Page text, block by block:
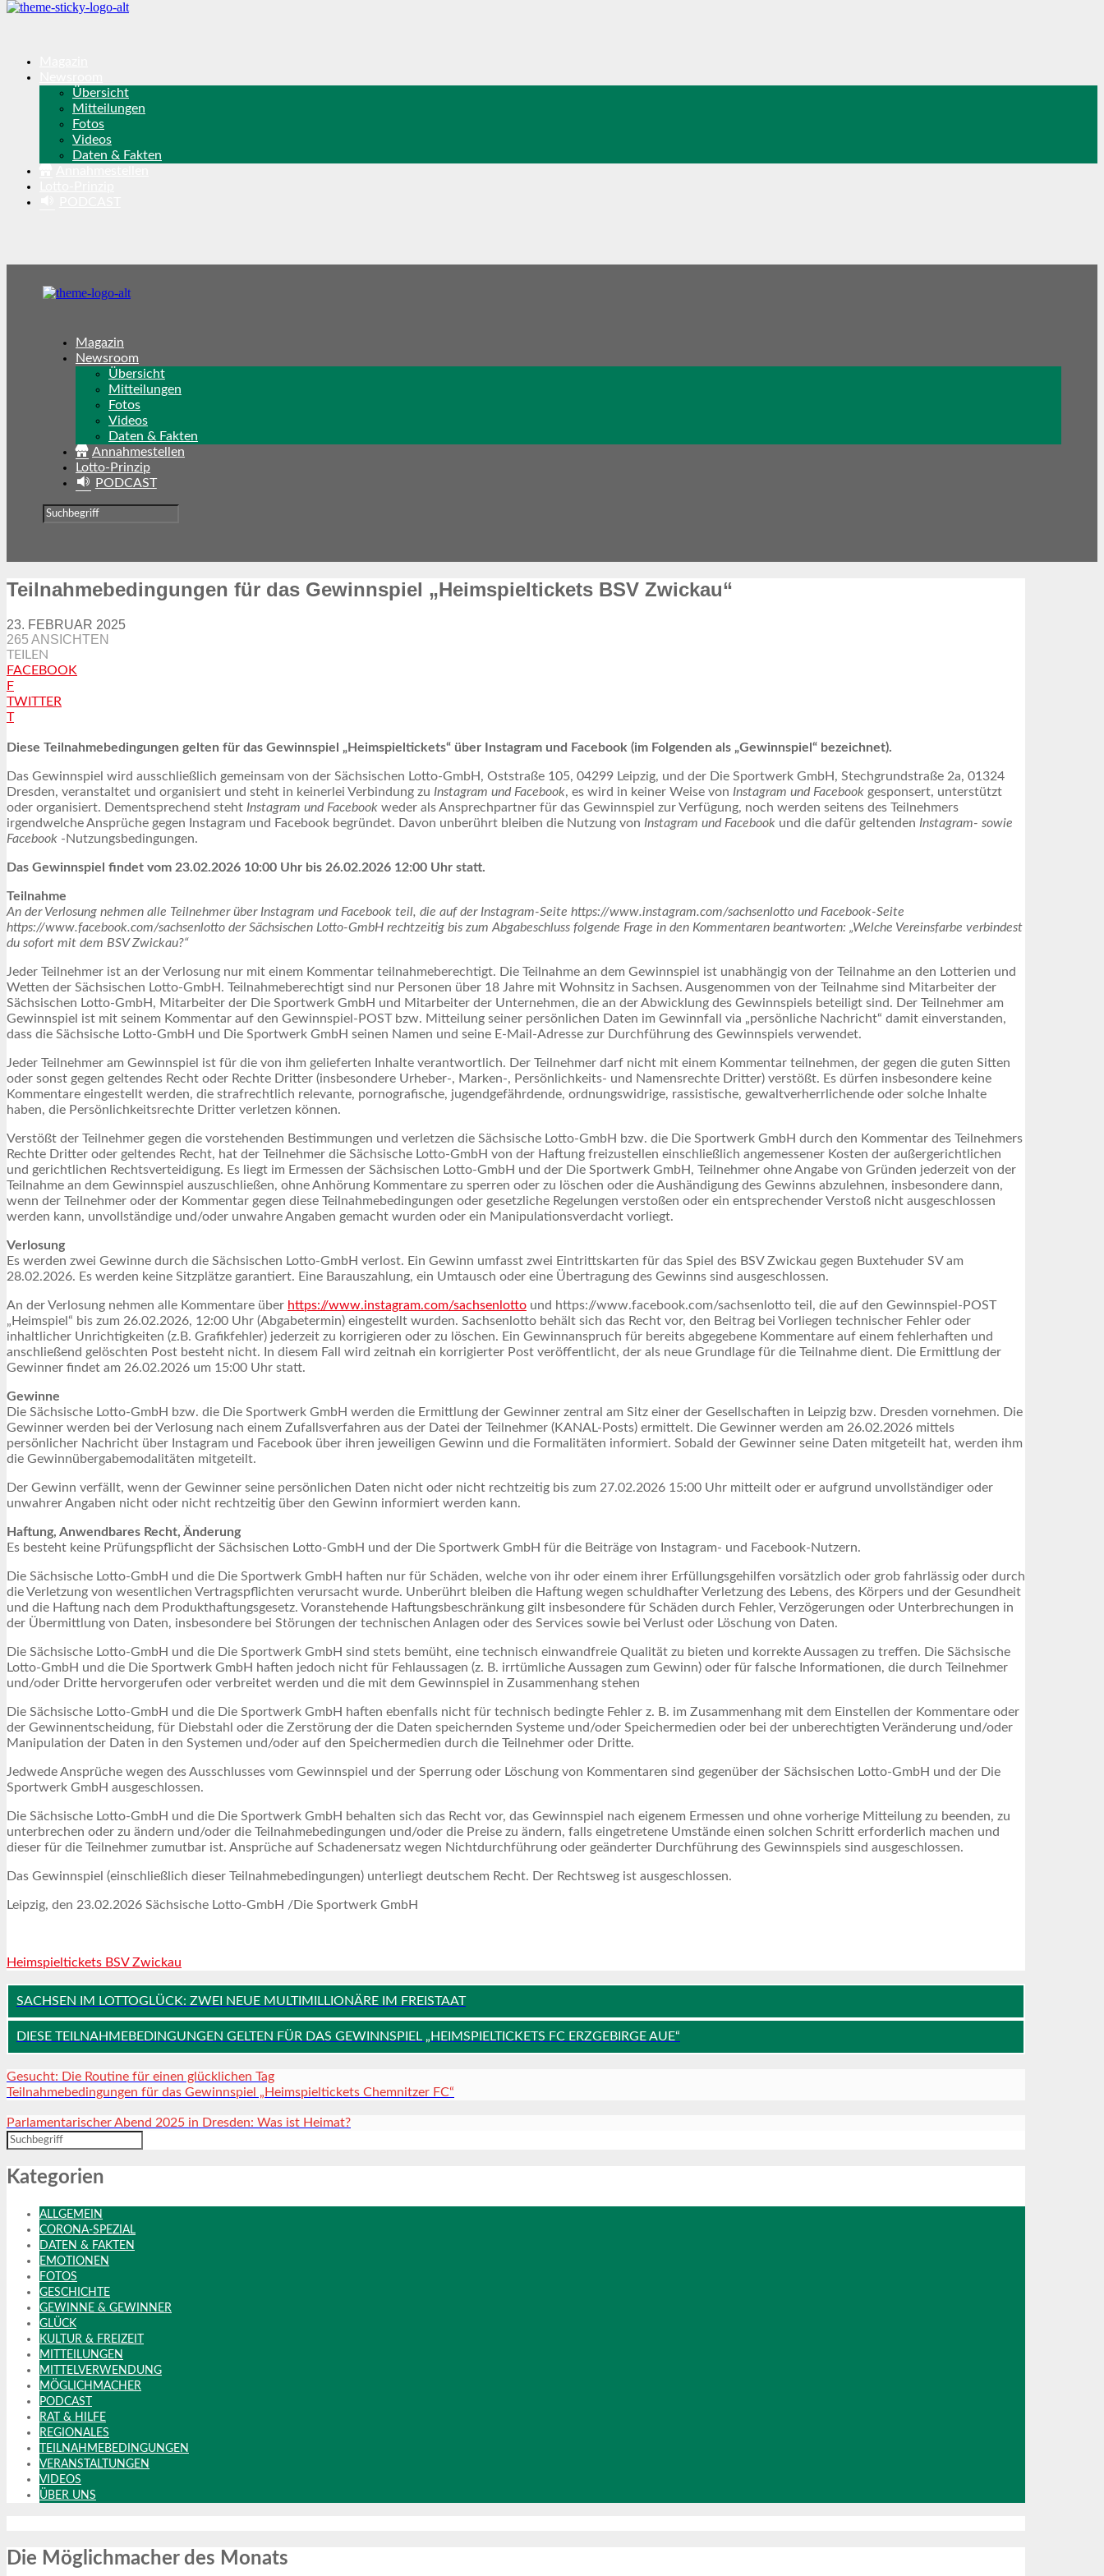
Übersicht
Mitteilungen
Fotos
Videos
Daten & Fakten
Magazin
Newsroom
Übersicht
Mitteilungen
Fotos
Videos
Daten & Fakten
Annahmestellen
Lotto-Prinzip
PODCAST
Teilnahmebedingungen für das Gewinnspiel „Heimspieltickets BSV Zwickau“
23. FEBRUAR 2025
265 ANSICHTEN
TEILEN
FACEBOOK
F
TWITTER
T
Diese Teilnahmebedingungen gelten für das Gewinnspiel „Heimspieltickets“ über Instagram und Facebook (im Folgenden als „Gewinnspiel“ bezeichnet).
Das Gewinnspiel wird ausschließlich gemeinsam von der Sächsischen Lotto-GmbH, Oststraße 105, 04299 Leipzig, und der Die Sportwerk GmbH, Stechgrundstraße 2a, 01324
Dresden, veranstaltet und organisiert und steht in keinerlei Verbindung zu Instagram und Facebook, es wird in keiner Weise von Instagram und Facebook gesponsert, unterstützt
oder organisiert. Dementsprechend steht Instagram und Facebook weder als Ansprechpartner für das Gewinnspiel zur Verfügung, noch werden seitens des Teilnehmers
irgendwelche Ansprüche gegen Instagram und Facebook begründet. Davon unberührt bleiben die Nutzung von Instagram und Facebook und die dafür geltenden Instagram- sowie
Facebook -Nutzungsbedingungen.
Das Gewinnspiel findet vom 23.02.2026 10:00 Uhr bis 26.02.2026 12:00 Uhr statt.
Teilnahme
An der Verlosung nehmen alle Teilnehmer über Instagram und Facebook teil, die auf der Instagram-Seite https://www.instagram.com/sachsenlotto und Facebook-Seite
https://www.facebook.com/sachsenlotto der Sächsischen Lotto-GmbH rechtzeitig bis zum Abgabeschluss folgende Frage in den Kommentaren beantworten: „Welche Vereinsfarbe verbindest
du sofort mit dem BSV Zwickau?“
Jeder Teilnehmer ist an der Verlosung nur mit einem Kommentar teilnahmeberechtigt. Die Teilnahme an dem Gewinnspiel ist unabhängig von der Teilnahme an den Lotterien und
Wetten der Sächsischen Lotto-GmbH. Teilnahmeberechtigt sind nur Personen über 18 Jahre mit Wohnsitz in Sachsen. Ausgenommen von der Teilnahme sind Mitarbeiter der
Sächsischen Lotto-GmbH, Mitarbeiter der Die Sportwerk GmbH und Mitarbeiter der Unternehmen, die an der Abwicklung des Gewinnspiels beteiligt sind. Der Teilnehmer am
Gewinnspiel ist mit seinem Kommentar auf den Gewinnspiel-POST bzw. Mitteilung seiner persönlichen Daten im Gewinnfall via „persönliche Nachricht“ damit einverstanden,
dass die Sächsische Lotto-GmbH und Die Sportwerk GmbH seinen Namen und seine E-Mail-Adresse zur Durchführung des Gewinnspiels verwendet.
Jeder Teilnehmer am Gewinnspiel ist für die von ihm gelieferten Inhalte verantwortlich. Der Teilnehmer darf nicht mit einem Kommentar teilnehmen, der gegen die guten Sitten
oder sonst gegen geltendes Recht oder Rechte Dritter (insbesondere Urheber-, Marken-, Persönlichkeits- und Namensrechte Dritter) verstößt. Es dürfen insbesondere keine
Kommentare eingestellt werden, die strafrechtlich relevante, pornografische, jugendgefährdende, ordnungswidrige, rassistische, gewaltverherrlichende oder solche Inhalte
haben, die Persönlichkeitsrechte Dritter verletzen können.
Verstößt der Teilnehmer gegen die vorstehenden Bestimmungen und verletzen die Sächsische Lotto-GmbH bzw. die Die Sportwerk GmbH durch den Kommentar des Teilnehmers
Rechte Dritter oder geltendes Recht, hat der Teilnehmer die Sächsische Lotto-GmbH von der Haftung freizustellen einschließlich angemessener Kosten der außergerichtlichen
und gerichtlichen Rechtsverteidigung. Es liegt im Ermessen der Sächsischen Lotto-GmbH und der Die Sportwerk GmbH, Teilnehmer ohne Angabe von Gründen jederzeit von der
Teilnahme an dem Gewinnspiel auszuschließen, ohne Anhörung Kommentare zu sperren oder zu löschen oder die Aushändigung des Gewinns abzulehnen, insbesondere dann,
wenn der Teilnehmer oder der Kommentar gegen diese Teilnahmebedingungen oder gesetzliche Regelungen verstoßen oder ein entsprechender Verstoß nicht ausgeschlossen
werden kann, unvollständige und/oder unwahre Angaben gemacht wurden oder ein Manipulationsverdacht vorliegt.
Verlosung
Es werden zwei Gewinne durch die Sächsischen Lotto-GmbH verlost. Ein Gewinn umfasst zwei Eintrittskarten für das Spiel des BSV Zwickau gegen Buxtehuder SV am
28.02.2026. Es werden keine Sitzplätze garantiert. Eine Barauszahlung, ein Umtausch oder eine Übertragung des Gewinns sind ausgeschlossen.
An der Verlosung nehmen alle Kommentare über https://www.instagram.com/sachsenlotto und https://www.facebook.com/sachsenlotto teil, die auf den Gewinnspiel-POST
„Heimspiel“ bis zum 26.02.2026, 12:00 Uhr (Abgabetermin) eingestellt wurden. Sachsenlotto behält sich das Recht vor, den Beitrag bei Vorliegen technischer Fehler oder
inhaltlicher Unrichtigkeiten (z.B. Grafikfehler) jederzeit zu korrigieren oder zu löschen. Ein Gewinnanspruch für bereits abgegebene Kommentare auf einem fehlerhaften und
anschließend gelöschten Post besteht nicht. In diesem Fall wird zeitnah ein korrigierter Post veröffentlicht, der als neue Grundlage für die Teilnahme dient. Die Ermittlung der
Gewinner findet am 26.02.2026 um 15:00 Uhr statt.
Gewinne
Die Sächsische Lotto-GmbH bzw. die Die Sportwerk GmbH werden die Ermittlung der Gewinner zentral am Sitz einer der Gesellschaften in Leipzig bzw. Dresden vornehmen. Die
Gewinner werden bei der Verlosung nach einem Zufallsverfahren aus der Datei der Teilnehmer (KANAL-Posts) ermittelt. Die Gewinner werden am 26.02.2026 mittels
persönlicher Nachricht über Instagram und Facebook über ihren jeweiligen Gewinn und die Formalitäten informiert. Sobald der Gewinner seine Daten mitgeteilt hat, werden ihm
die Gewinnübergabemodalitäten mitgeteilt.
Der Gewinn verfällt, wenn der Gewinner seine persönlichen Daten nicht oder nicht rechtzeitig bis zum 27.02.2026 15:00 Uhr mitteilt oder er aufgrund unvollständiger oder
unwahrer Angaben nicht oder nicht rechtzeitig über den Gewinn informiert werden kann.
Haftung, Anwendbares Recht, Änderung
Es besteht keine Prüfungspflicht der Sächsischen Lotto-GmbH und der Die Sportwerk GmbH für die Beiträge von Instagram- und Facebook-Nutzern.
Die Sächsische Lotto-GmbH und die Die Sportwerk GmbH haften nur für Schäden, welche von ihr oder einem ihrer Erfüllungsgehilfen vorsätzlich oder grob fahrlässig oder durch
die Verletzung von wesentlichen Vertragspflichten verursacht wurde. Unberührt bleiben die Haftung wegen schuldhafter Verletzung des Lebens, des Körpers und der Gesundheit
und die Haftung nach dem Produkthaftungsgesetz. Voranstehende Haftungsbeschränkung gilt insbesondere für Schäden durch Fehler, Verzögerungen oder Unterbrechungen in
der Übermittlung von Daten, insbesondere bei Störungen der technischen Anlagen oder des Services sowie bei Verlust oder Löschung von Daten.
Die Sächsische Lotto-GmbH und die Die Sportwerk GmbH sind stets bemüht, eine technisch einwandfreie Qualität zu bieten und korrekte Aussagen zu treffen. Die Sächsische
Lotto-GmbH und die Die Sportwerk GmbH haften jedoch nicht für Fehlaussagen (z. B. irrtümliche Aussagen zum Gewinn) oder für falsche Informationen, die durch Teilnehmer
und/oder Dritte hervorgerufen oder verbreitet werden und die mit dem Gewinnspiel in Zusammenhang stehen
Die Sächsische Lotto-GmbH und die Die Sportwerk GmbH haften ebenfalls nicht für technisch bedingte Fehler z. B. im Zusammenhang mit dem Einstellen der Kommentare oder
der Gewinnentscheidung, für Diebstahl oder die Zerstörung der die Daten speichernden Systeme und/oder Speichermedien oder bei der unberechtigten Veränderung und/oder
Manipulation der Daten in den Systemen und/oder auf den Speichermedien durch die Teilnehmer oder Dritte.
Jedwede Ansprüche wegen des Ausschlusses vom Gewinnspiel und der Sperrung oder Löschung von Kommentaren sind gegenüber der Sächsischen Lotto-GmbH und der Die
Sportwerk GmbH ausgeschlossen.
Die Sächsische Lotto-GmbH und die Die Sportwerk GmbH behalten sich das Recht vor, das Gewinnspiel nach eigenem Ermessen und ohne vorherige Mitteilung zu beenden, zu
unterbrechen oder zu ändern und/oder die Teilnahmebedingungen und/oder die Preise zu ändern, falls eingetretene Umstände einen solchen Schritt erforderlich machen und
dieser für die Teilnehmer zumutbar ist. Ansprüche auf Schadenersatz wegen Nichtdurchführung oder geänderter Durchführung des Gewinnspiels sind ausgeschlossen.
Das Gewinnspiel (einschließlich dieser Teilnahmebedingungen) unterliegt deutschem Recht. Der Rechtsweg ist ausgeschlossen.
Leipzig, den 23.02.2026 Sächsische Lotto-GmbH /Die Sportwerk GmbH
Heimspieltickets BSV Zwickau
SACHSEN IM LOTTOGLÜCK: ZWEI NEUE MULTIMILLIONÄRE IM FREISTAAT
DIESE TEILNAHMEBEDINGUNGEN GELTEN FÜR DAS GEWINNSPIEL „HEIMSPIELTICKETS FC ERZGEBIRGE AUE“
Gesucht: Die Routine für einen glücklichen Tag
Teilnahmebedingungen für das Gewinnspiel „Heimspieltickets Chemnitzer FC“
Parlamentarischer Abend 2025 in Dresden: Was ist Heimat?
Kategorien
ALLGEMEIN
CORONA-SPEZIAL
DATEN & FAKTEN
EMOTIONEN
FOTOS
GESCHICHTE
GEWINNE & GEWINNER
GLÜCK
KULTUR & FREIZEIT
MITTEILUNGEN
MITTELVERWENDUNG
MÖGLICHMACHER
PODCAST
RAT & HILFE
REGIONALES
TEILNAHMEBEDINGUNGEN
VERANSTALTUNGEN
VIDEOS
ÜBER UNS
Die Möglichmacher des Monats